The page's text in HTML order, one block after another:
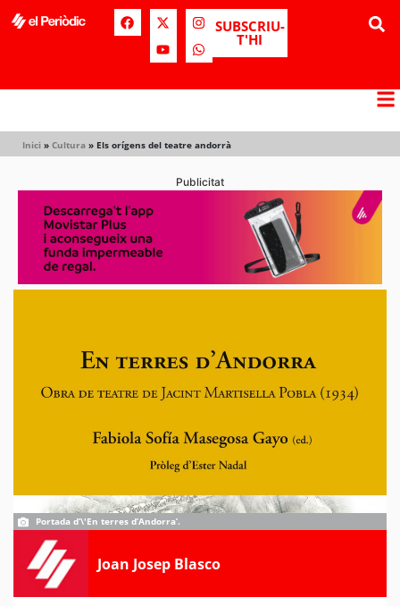
SUBSCRIU-
T'HI
Inici » Cultura » Els orígens del teatre andorrà
Publicitat
Portada d’\'En terres d’Andorra’.
Joan Josep Blasco